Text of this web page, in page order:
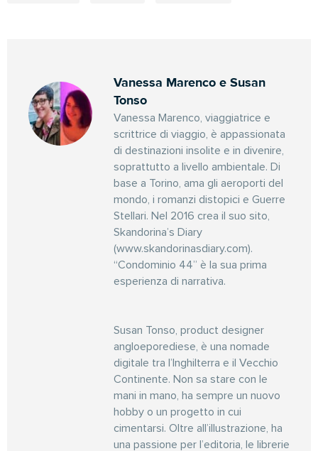
Vanessa Marenco e Susan
Tonso
Vanessa Marenco, viaggiatrice e
scrittrice di viaggio, è appassionata
di destinazioni insolite e in divenire,
soprattutto a livello ambientale. Di
base a Torino, ama gli aeroporti del
mondo, i romanzi distopici e Guerre
Stellari. Nel 2016 crea il suo sito,
Skandorina’s Diary
(www.skandorinasdiary.com).
“Condominio 44” è la sua prima
esperienza di narrativa.
Susan Tonso, product designer
angloeporediese, è una nomade
digitale tra l’Inghilterra e il Vecchio
Continente. Non sa stare con le
mani in mano, ha sempre un nuovo
hobby o un progetto in cui
cimentarsi. Oltre all’illustrazione, ha
una passione per l’editoria, le librerie